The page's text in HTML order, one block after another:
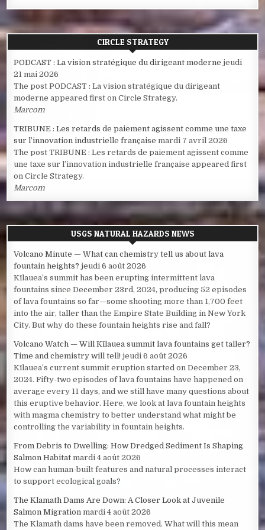
CIRCLE STRATEGY
PODCAST : La vision stratégique du dirigeant moderne jeudi
21 mai 2026
The post PODCAST : La vision stratégique du dirigeant
moderne appeared first on Circle Strategy.
Marcom
TRIBUNE : Les retards de paiement agissent comme une taxe
sur l’innovation industrielle française mardi 7 avril 2026
The post TRIBUNE : Les retards de paiement agissent comme
une taxe sur l’innovation industrielle française appeared first
on Circle Strategy.
Marcom
USGS NATURAL HAZARDS NEWS
Volcano Minute — What can chemistry tell us about lava
fountain heights? jeudi 6 août 2026
Kīlauea’s summit has been erupting intermittent lava
fountains since December 23rd, 2024, producing 52 episodes
of lava fountains so far—some shooting more than 1,700 feet
into the air, taller than the Empire State Building in New York
City. But why do these fountain heights rise and fall?
Volcano Watch — Will Kīlauea summit lava fountains get taller?
Time and chemistry will tell! jeudi 6 août 2026
Kīlauea’s current summit eruption started on December 23,
2024. Fifty-two episodes of lava fountains have happened on
average every 11 days, and we still have many questions about
this eruptive behavior. Here, we look at lava fountain heights
with magma chemistry to better understand what might be
controlling the variability in fountain heights.
From Debris to Dwelling: How Dredged Sediment Is Shaping
Salmon Habitat mardi 4 août 2026
How can human-built features and natural processes interact
to support ecological goals?
The Klamath Dams Are Down: A Closer Look at Juvenile
Salmon Migration mardi 4 août 2026
The Klamath dams have been removed. What will this mean